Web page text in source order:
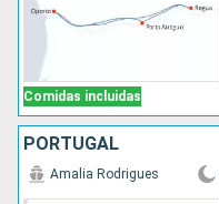
Comidas incluidas
PORTUGAL
Amalia Rodrigues